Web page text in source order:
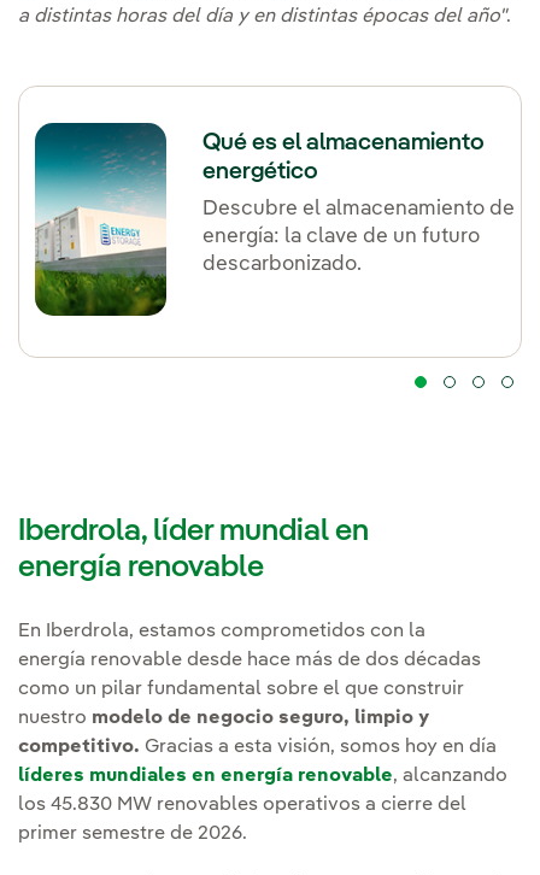
a distintas horas del día y en distintas épocas del año".
Qué es el almacenamiento
energético
Descubre el almacenamiento de
energía: la clave de un futuro
descarbonizado.
Iberdrola, líder mundial en
energía renovable
En Iberdrola, estamos comprometidos con la
energía renovable desde hace más de dos décadas
como un pilar fundamental sobre el que construir
nuestro modelo de negocio seguro, limpio y
competitivo. Gracias a esta visión, somos hoy en día
líderes mundiales en energía renovable, alcanzando
los 45.830 MW renovables operativos a cierre del
primer semestre de 2026.